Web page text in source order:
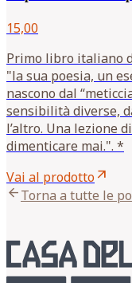
15,00
Primo libro italiano
"la sua poesia, un
nascono dal
sensibilità diverse,
l’altro. Una lezione
dimenticare mai.". *
Vai al prodottoarrow_outward
arrow_backTorna a tutte le